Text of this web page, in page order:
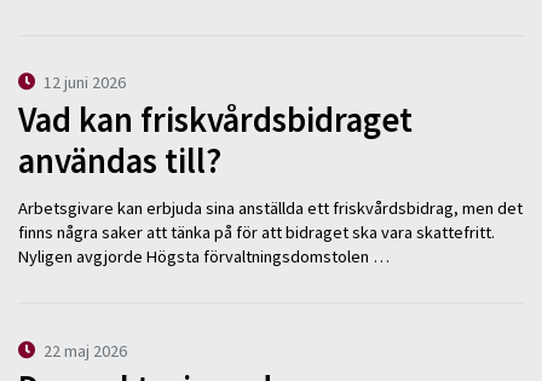
12 juni 2026
Vad kan friskvårdsbidraget
användas till?
Arbetsgivare kan erbjuda sina anställda ett friskvårdsbidrag, men det
finns några saker att tänka på för att bidraget ska vara skattefritt.
Nyligen avgjorde Högsta förvaltningsdomstolen …
22 maj 2026